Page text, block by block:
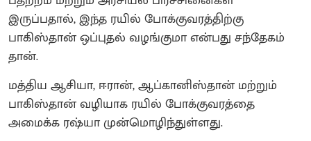
இருப்பதால், இந்த ரயில் போக்குவரத்திற்கு
பாகிஸ்தான் ஒப்புதல் வழங்குமா என்பது சந்தேகம்
தான்.
மத்திய ஆசியா, ஈரான், ஆப்கானிஸ்தான் மற்றும்
பாகிஸ்தான் வழியாக ரயில் போக்குவரத்தை
அமைக்க ரஷ்யா முன்மொழிந்துள்ளது.